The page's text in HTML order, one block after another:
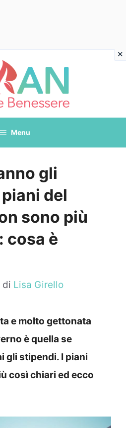
Menu
gli
del
sono più
cosa è
di Lisa Girello
e molto gettonata
è quella se
gli stipendi. I piani
così chiari ed ecco